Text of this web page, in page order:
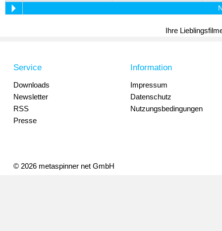
Ihre
Service
Downloads
Newsletter
RSS
Presse
Information
Impressum
Datenschutz
Nutzungsbedingungen
© 2026 metaspinner net GmbH